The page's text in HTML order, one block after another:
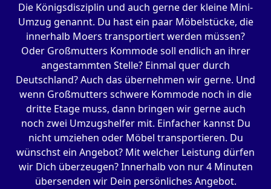
Die Königsdisziplin und auch gerne der kleine Mini-
Umzug genannt. Du hast ein paar Möbelstücke, die
innerhalb Moers transportiert werden müssen?
Oder Großmutters Kommode soll endlich an ihrer
angestammten Stelle? Einmal quer durch
Deutschland? Auch das übernehmen wir gerne. Und
wenn Großmutters schwere Kommode noch in die
dritte Etage muss, dann bringen wir gerne auch
noch zwei Umzugshelfer mit. Einfacher kannst Du
nicht umziehen oder Möbel transportieren. Du
wünschst ein Angebot? Mit welcher Leistung dürfen
wir Dich überzeugen? Innerhalb von nur 4 Minuten
übersenden wir Dein persönliches Angebot.